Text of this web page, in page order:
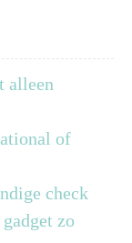
alleen
of
check
zo